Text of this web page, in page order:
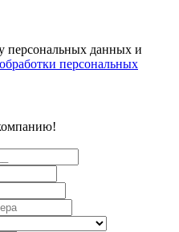
персональных данных и
персональных